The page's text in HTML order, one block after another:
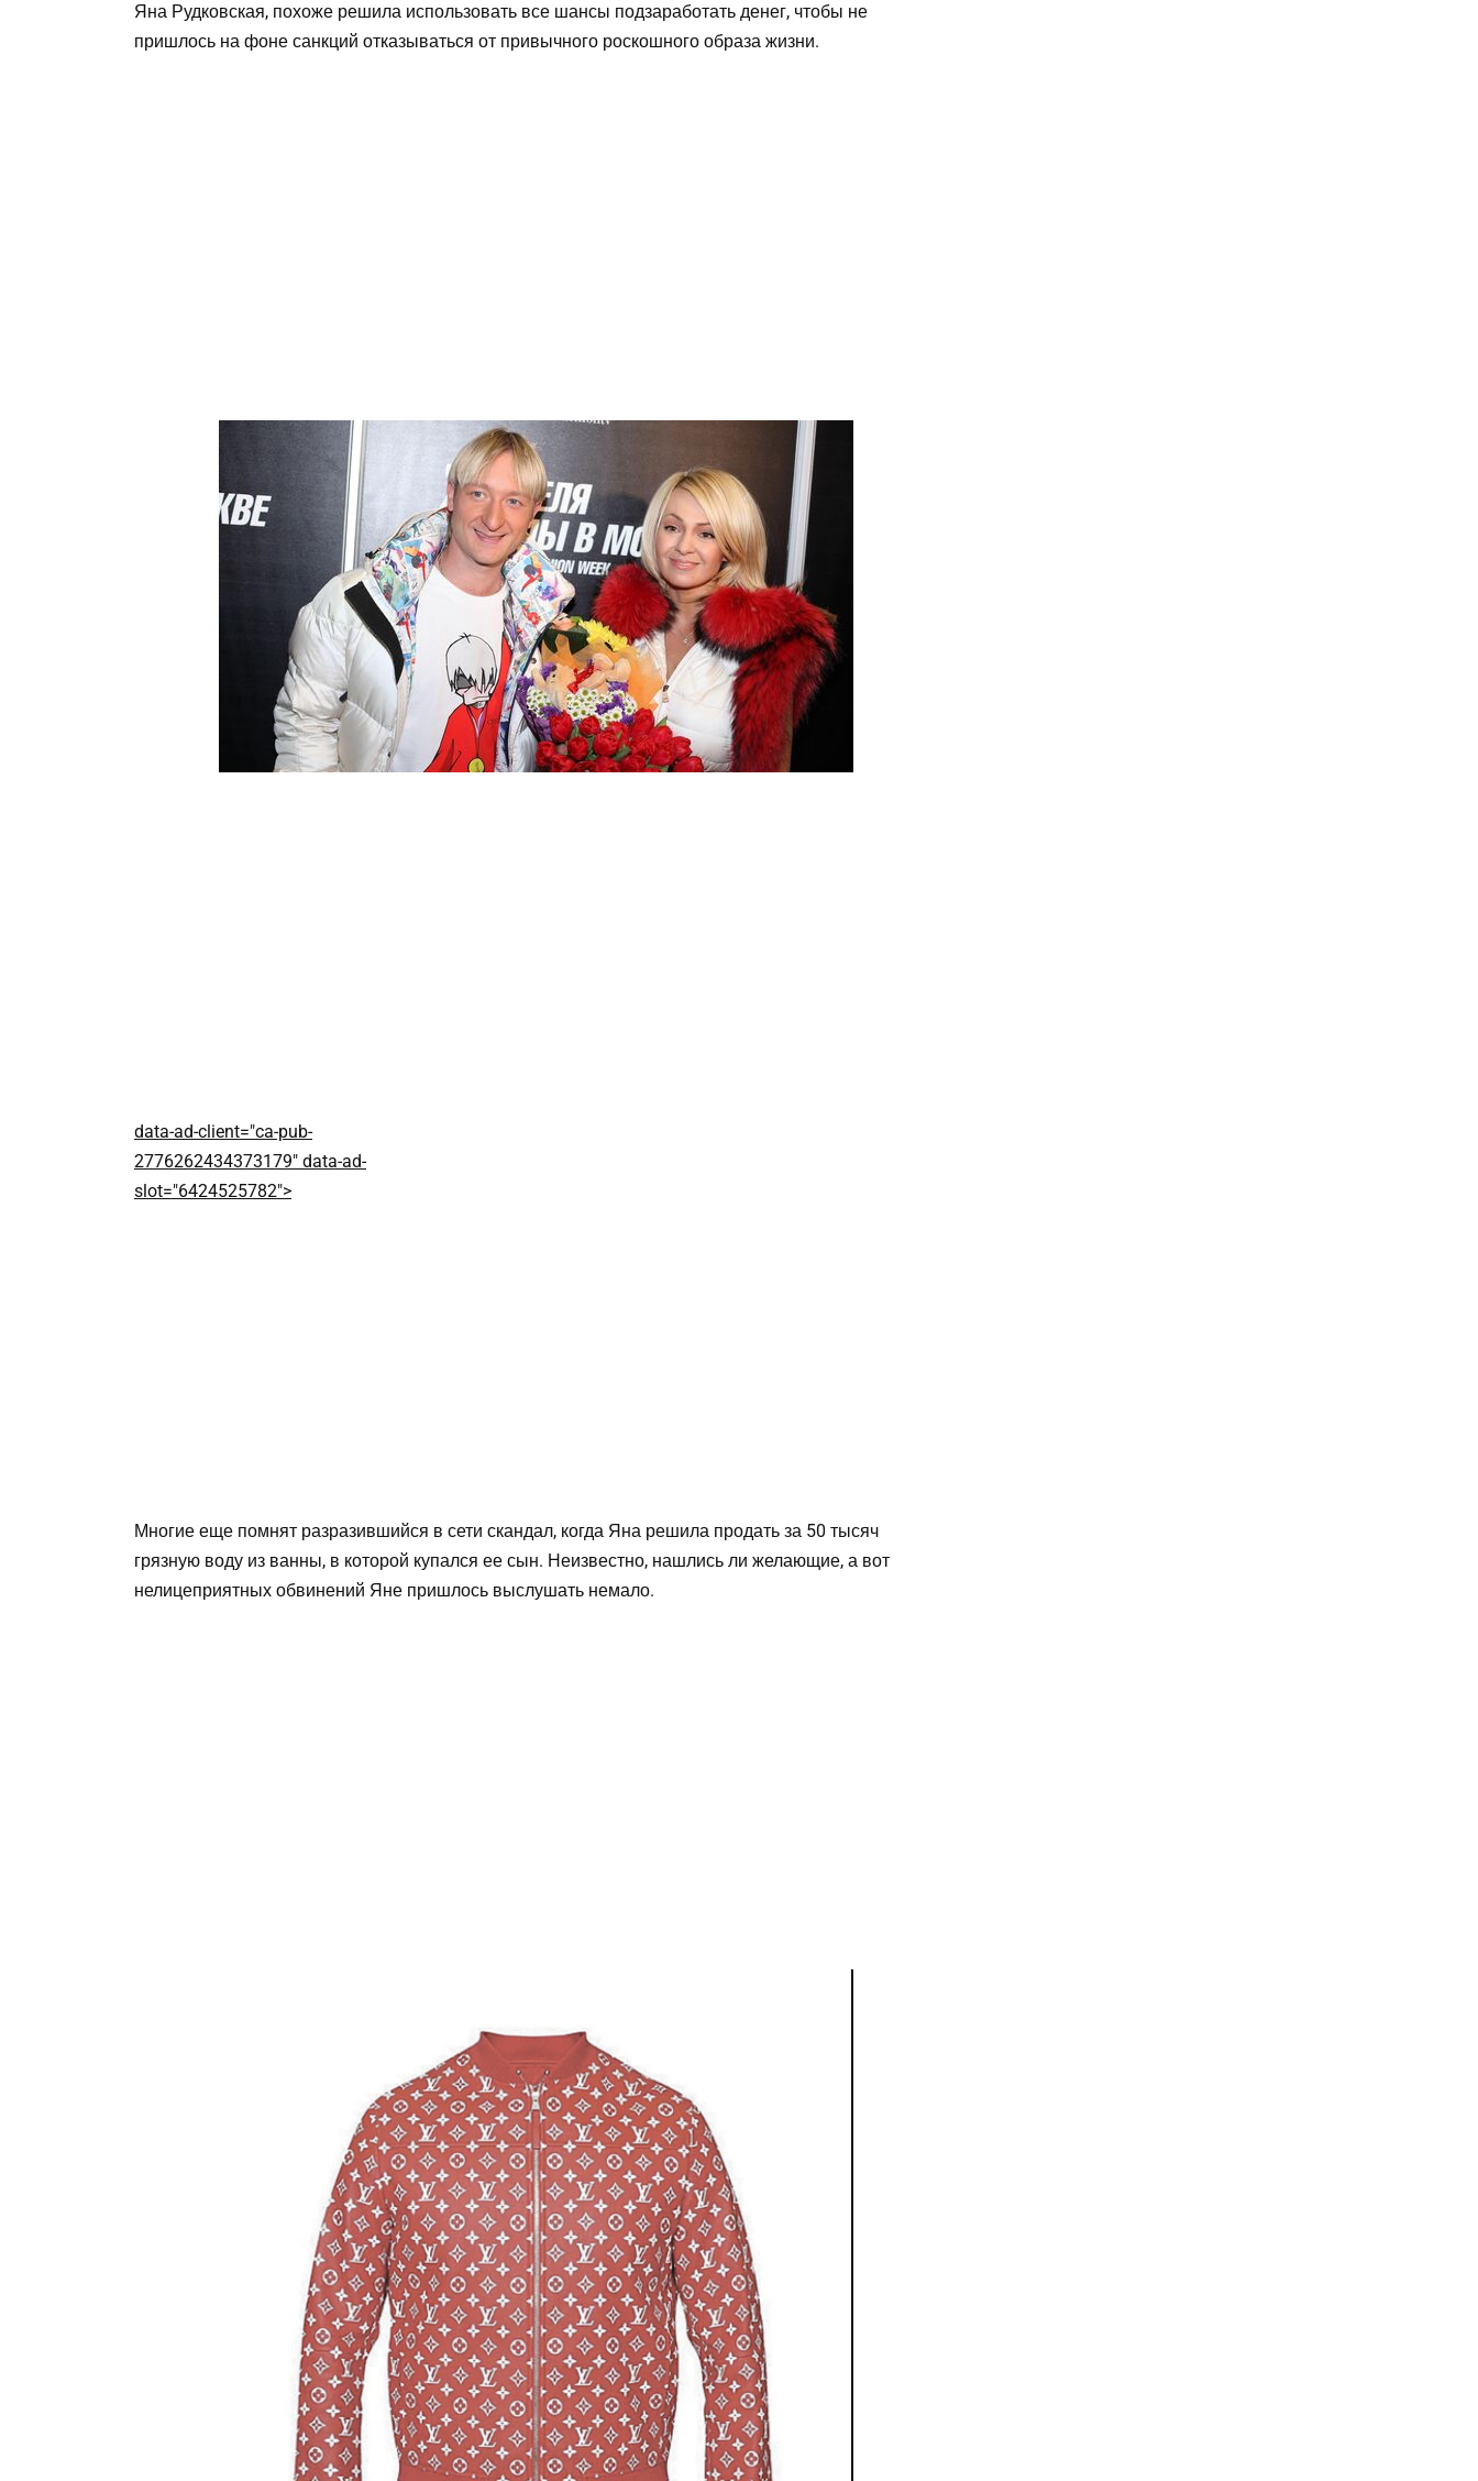
Яна Рудковская, похоже решила использовать все шансы подзаработать денег, чтобы не
пришлось на фоне санкций отказываться от привычного роскошного образа жизни.
data-ad-client="ca-pub-
2776262434373179" data-ad-
slot="6424525782">
Многие еще помнят разразившийся в сети скандал, когда Яна решила продать за 50 тысяч
грязную воду из ванны, в которой купался ее сын. Неизвестно, нашлись ли желающие, а вот
нелицеприятных обвинений Яне пришлось выслушать немало.